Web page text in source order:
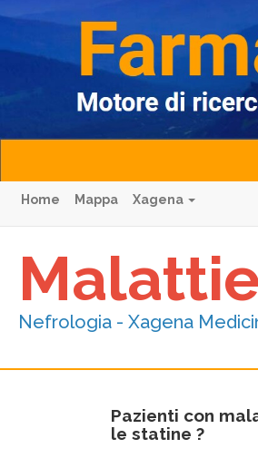
Home Mappa Xagena
Nefrologia - Xagena
Pazienti con
le statine ?